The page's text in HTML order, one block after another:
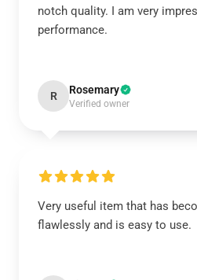
notch quality. I am very
performance.
R Rosemary
Verified owner
Very useful item that has
flawlessly and is easy to use.